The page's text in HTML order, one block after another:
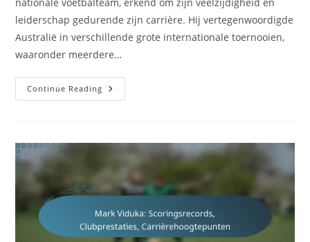
leiderschap gedurende zijn carrière. Hij vertegenwoordigde
Australië in verschillende grote internationale toernooien,
waaronder meerdere…
Continue Reading Brett
Emerton:
Team,
Internationale
Toernooien,